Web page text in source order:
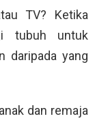
TV? Ketika
tubuh untuk
daripada yang
dan remaja